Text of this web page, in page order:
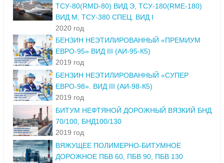
ТСУ-80(RMD-80) ВИД Э, ТСУ-180(RME-180)
ВИД М, ТСУ-380 СПЕЦ. ВИД I
2020 год
БЕНЗИН НЕЭТИЛИРОВАННЫЙ «ПРЕМИУМ
ЕВРО-95» ВИД III (АИ-95-К5)
2019 год
БЕНЗИН НЕЭТИЛИРОВАННЫЙ «СУПЕР
ЕВРО-98». ВИД III (АИ-98-К5)
2019 год
БИТУМ НЕФТЯНОЙ ДОРОЖНЫЙ ВЯЗКИЙ БНД
70/100, БНД100/130
2019 год
ВЯЖУЩЕЕ ПОЛИМЕРНО-БИТУМНОЕ
ДОРОЖНОЕ ПБВ 60, ПБВ 90, ПБВ 130